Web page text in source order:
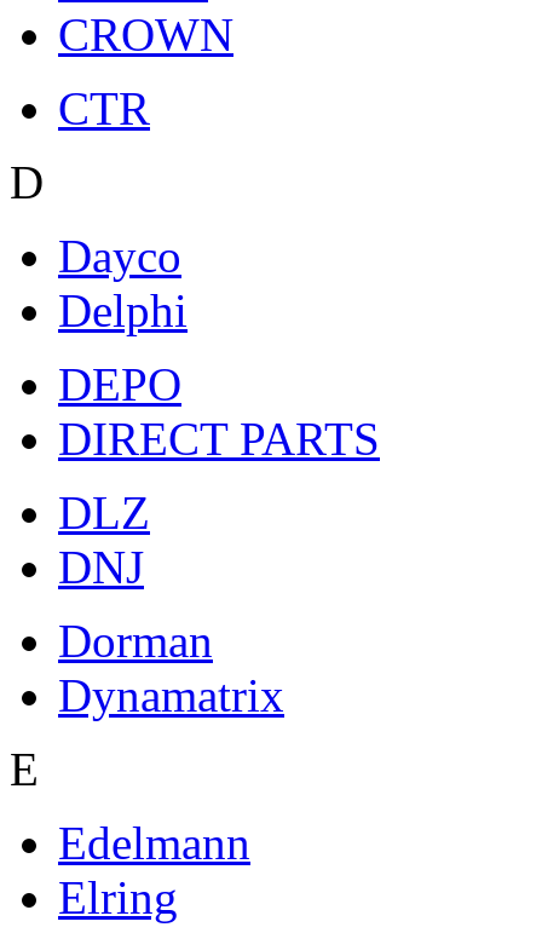
CROWN
CTR
D
Dayco
Delphi
DEPO
DIRECT PARTS
DLZ
DNJ
Dorman
Dynamatrix
E
Edelmann
Elring